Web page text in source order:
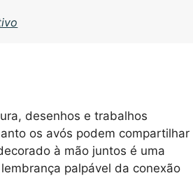
desenhos e trabalhos
os avós podem compartilhar
à mão juntos é uma
palpável da conexão